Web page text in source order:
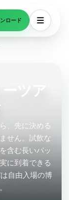
ロード
ツア
、先に決める
せん。試飲な
含む長いパッ
に到着できる
自由入場の博